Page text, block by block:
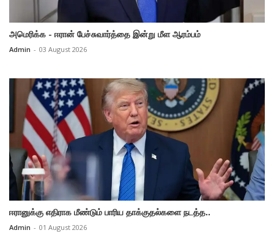
அமெரிக்க - ஈரான் பேச்சுவார்த்தை இன்று மீள ஆரம்பம்
Admin - 03 August 2026
ஈரானுக்கு எதிராக மீண்டும் பாரிய தாக்குதல்களை நடத்த..
Admin - 01 August 2026